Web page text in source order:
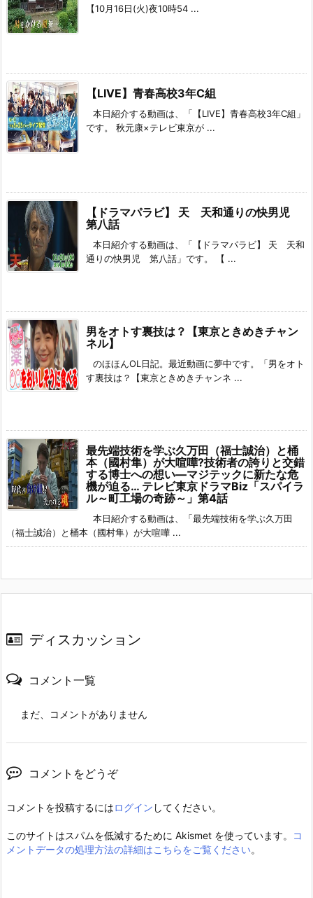
【10月16日(火)夜10時54 ...
【LIVE】青春高校3年C組
本日紹介する動画は、「【LIVE】青春高校3年C組」
です。 秋元康×テレビ東京が ...
【ドラマパラビ】 天 天和通りの快男児
第八話
本日紹介する動画は、「【ドラマパラビ】 天 天和
通りの快男児 第八話」です。 【 ...
男をオトす裏技は？【東京ときめきチャン
ネル】
のほほんOL日記。最近動画に夢中です。「男をオト
す裏技は？【東京ときめきチャンネ ...
最先端技術を学ぶ久万田（福士誠治）と桶
本（國村隼）が大喧嘩?技術者の誇りと交錯
する博士への想い―マジテックに新たな危
機が迫る… テレビ東京ドラマBiz「スパイラ
ル～町工場の奇跡～」第4話
本日紹介する動画は、「最先端技術を学ぶ久万田
（福士誠治）と桶本（國村隼）が大喧嘩 ...
ディスカッション
コメント一覧
まだ、コメントがありません
コメントをどうぞ
コメントを投稿するにはログイン してください。
このサイトはスパムを低減するために Akismet を使っています。
コ
メントデータの処理方法の詳細はこちらをご覧ください。